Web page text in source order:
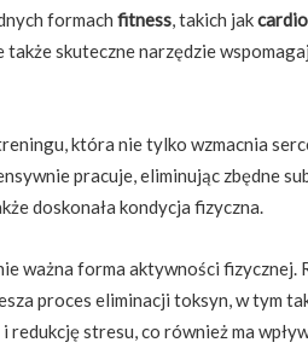
formach fitness, takich jak
skuteczne narzędzie
która nie tylko wzmacnia
pracuje, eliminując zbędne
doskonała kondycja fizyczna.
ważna forma aktywności fizycznej.
proces eliminacji toksyn, w tym
redukcję stresu, co również ma